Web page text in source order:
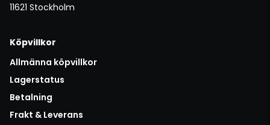
11621 Stockholm
Köpvillkor
Allmänna köpvillkor
Lagerstatus
Betalning
Frakt & Leverans